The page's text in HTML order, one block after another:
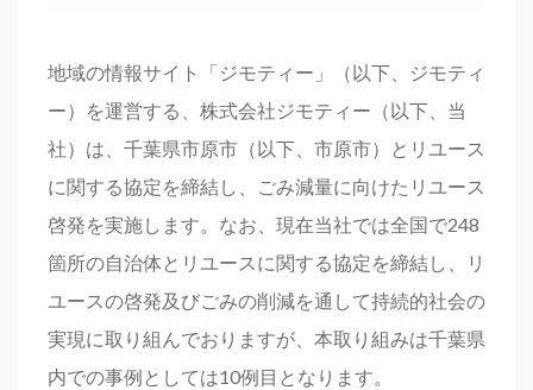
地域の情報サイト「ジモティー」（以下、ジモティ
ー）を運営する、株式会社ジモティー（以下、当
社）は、千葉県市原市（以下、市原市）とリユース
に関する協定を締結し、ごみ減量に向けたリユース
啓発を実施します。なお、現在当社では全国で248
箇所の自治体とリユースに関する協定を締結し、リ
ユースの啓発及びごみの削減を通して持続的社会の
実現に取り組んでおりますが、本取り組みは千葉県
内での事例としては10例目となります。